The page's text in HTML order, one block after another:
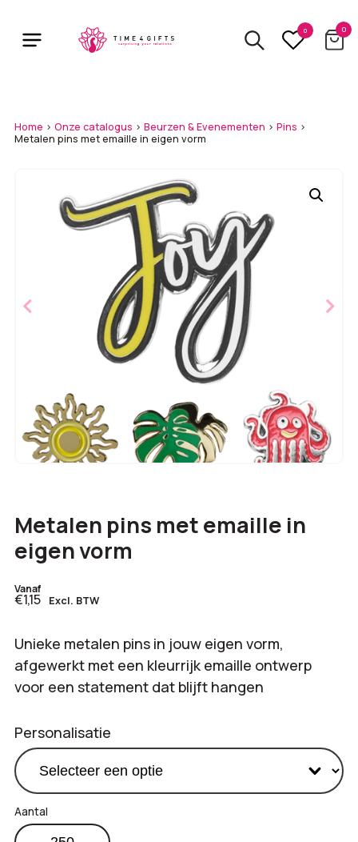
main
0 0
Home > Onze catalogus > Beurzen & Evenementen > Pins >
Metalen pins met emaille in eigen vorm
Metalen pins met emaille in
eigen vorm
Vanaf
€1,15 Excl. BTW
Unieke metalen pins in jouw eigen vorm,
afgewerkt met een kleurrijk emaille ontwerp
voor een statement dat blijft hangen
Personalisatie
Metalen